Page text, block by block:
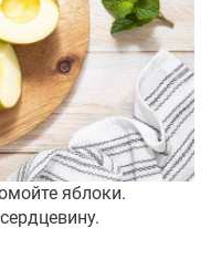
яблоки.